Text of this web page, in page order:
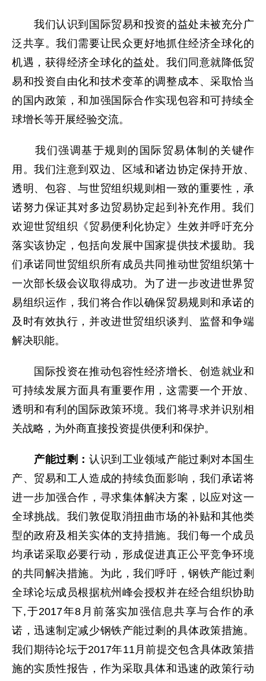
我们认识到国际贸易和投资的益处未被充分广
泛共享。我们需要让民众更好地抓住经济全球化的
机遇，获得经济全球化的益处。我们同意就降低贸
易和投资自由化和技术变革的调整成本、采取恰当
的国内政策，和加强国际合作实现包容和可持续全
球增长等开展经验交流。
我们强调基于规则的国际贸易体制的关键作
用。我们注意到双边、区域和诸边协定保持开放、
透明、包容、与世贸组织规则相一致的重要性，承
诺努力保证其对多边贸易协定起到补充作用。我们
欢迎世贸组织《贸易便利化协定》生效并呼吁充分
落实该协定，包括向发展中国家提供技术援助。我
们承诺同世贸组织所有成员共同推动世贸组织第十
一次部长级会议取得成功。为了进一步改进世界贸
易组织运作，我们将合作以确保贸易规则和承诺的
及时有效执行，并改进世贸组织谈判、监督和争端
解决职能。
国际投资在推动包容性经济增长、创造就业和
可持续发展方面具有重要作用，这需要一个开放、
透明和有利的国际政策环境。我们将寻求并识别相
关战略，为外商直接投资提供便利和保护。
产能过剩：认识到工业领域产能过剩对本国生
产、贸易和工人造成的持续负面影响，我们承诺将
进一步加强合作，寻求集体解决方案，以应对这一
全球挑战。我们敦促取消扭曲市场的补贴和其他类
型的政府及相关实体的支持措施。我们每一个成员
均承诺采取必要行动，形成促进真正公平竞争环境
的共同解决措施。为此，我们呼吁，钢铁产能过剩
全球论坛成员根据杭州峰会授权并在经合组织协助
下,于2017年8月前落实加强信息共享与合作的承
诺，迅速制定减少钢铁产能过剩的具体政策措施。
我们期待论坛于2017年11月前提交包含具体政策措
施的实质性报告，作为采取具体和迅速的政策行动